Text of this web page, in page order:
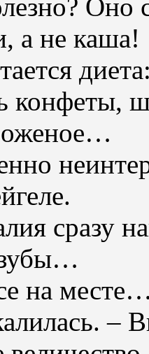
а не каша!
конфеты,
сразу
на
–